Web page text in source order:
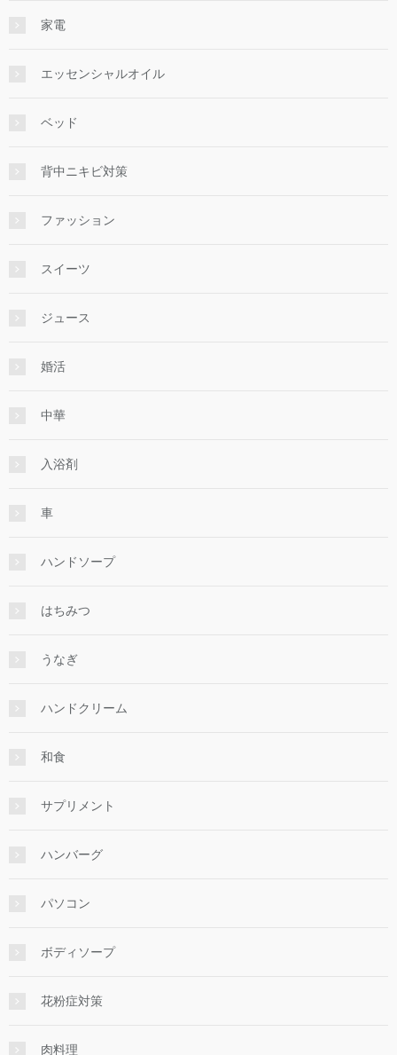
家電
エッセンシャルオイル
ベッド
背中ニキビ対策
ファッション
スイーツ
ジュース
婚活
中華
入浴剤
車
ハンドソープ
はちみつ
うなぎ
ハンドクリーム
和食
サプリメント
ハンバーグ
パソコン
ボディソープ
花粉症対策
肉料理